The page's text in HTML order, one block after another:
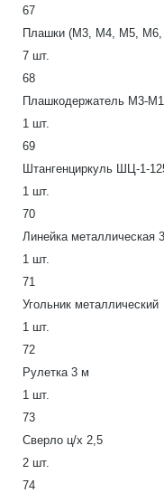
67
Плашки (М3, М4, М5,
7 шт.
68
Плашкодержатель М3-
1 шт.
69
Штангенциркуль ШЦ-1-
1 шт.
70
Линейка металлическая
1 шт.
71
Угольник металлический
1 шт.
72
Рулетка 3 м
1 шт.
73
Сверло ц/х 2,5
2 шт.
74